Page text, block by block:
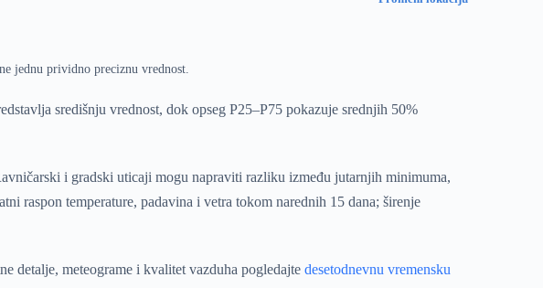
jednu prividno preciznu vrednost.
središnju vrednost, dok opseg P25–P75 pokazuje srednjih 50%
i gradski uticaji mogu napraviti razliku između jutarnjih minimuma,
raspon temperature, padavina i vetra tokom narednih 15 dana; širenje
detalje, meteograme i kvalitet vazduha pogledajtedesetodnevnu vremensku